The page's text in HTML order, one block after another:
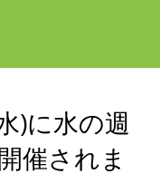
)に水の週
催されま